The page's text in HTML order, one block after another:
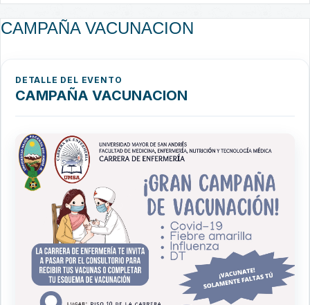
CAMPAÑA VACUNACION
DETALLE DEL EVENTO
CAMPAÑA VACUNACION